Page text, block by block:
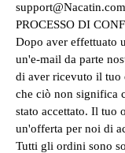
PROCESSO DI
Dopo aver effettuato
un'e-mail da parte
di aver ricevuto il tuo
che ciò non significa
stato accettato. Il tuo
un'offerta per noi di
Tutti gli ordini sono